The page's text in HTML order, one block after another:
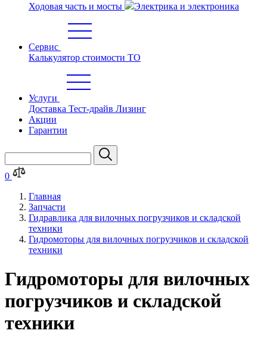
Ходовая часть и мосты
Электрика и электроника
Сервис
Калькулятор стоимости ТО
Услуги
Доставка Тест-драйв Лизинг
Акции
Гарантии
0
Главная
Запчасти
Гидравлика для вилочных погрузчиков и складской
техники
Гидромоторы для вилочных погрузчиков и складской
техники
Гидромоторы для вилочных
погрузчиков и складской
техники